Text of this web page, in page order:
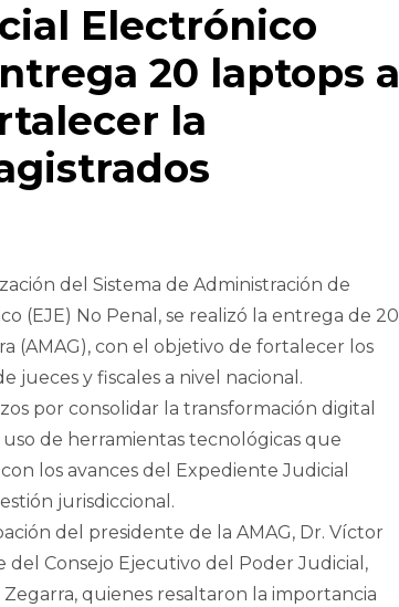
Electrónico
20 laptops a
la
del Sistema de Administración de
(EJE) No Penal, se realizó la entrega de 20
(AMAG), con el objetivo de fortalecer los
jueces y fiscales a nivel nacional.
por consolidar la transformación digital
de herramientas tecnológicas que
los avances del Expediente Judicial
jurisdiccional.
del presidente de la AMAG, Dr. Víctor
Consejo Ejecutivo del Poder Judicial,
quienes resaltaron la importancia